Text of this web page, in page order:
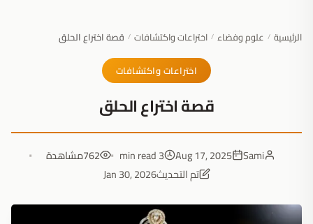
الرئيسية / علوم وفضاء / اختراعات واكتشافات / قصة اختراع الحلق
اختراعات واكتشافات
قصة اختراع الحلق
Sami
Aug 17, 2025
3 min read
762مشاهدة
تم التحديثJan 30, 2026